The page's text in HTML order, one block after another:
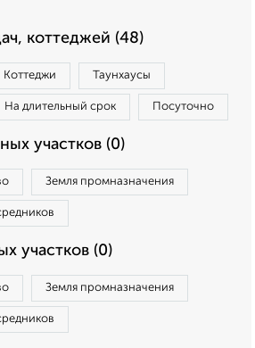
коттеджей (48)
Коттеджи Таунхаусы
На длительный срок Посуточно
участков (0)
Земля промназначения
участков (0)
Земля промназначения